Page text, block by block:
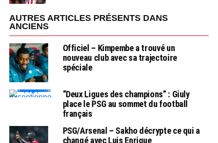
AUTRES ARTICLES PRÉSENTS DANS
ANCIENS
Officiel – Kimpembe a trouvé un
nouveau club avec sa trajectoire
spéciale
“Deux Ligues des champions” : Giuly
place le PSG au sommet du football
français
PSG/Arsenal – Sakho décrypte ce qui a
changé avec Luis Enrique